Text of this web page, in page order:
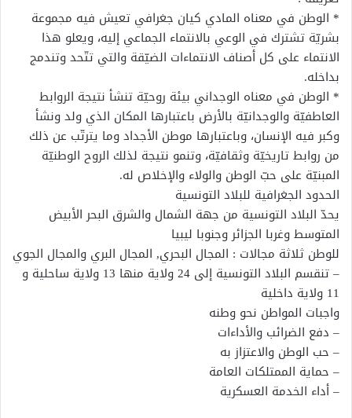
* الوطن في معناه المادي كيان جغرافي تعيش فيه مجموعة
بشريّة تشترك في الوعي بالانتماء الجماعي إليه، ويعلو هذا
الانتماء على كل أصناف الانتماءات الضيّقة والتي تتّحد وتندمج
بداخله.
* الوطن في معناه الوجداني بيئة روحيّة تنشأ نتيجة الروابط
العاطفيّة والوجدانيّة بالأرض باعتبارها المكان الذي ولد ونشأ
وكبر فيه الإنسان، وباعتبارها موطن الأجداد وما يترتّب عن ذلك
من روابط تاريخيّة وثقافيّة، وتنمو نتيجة لذلك الروح الوطنيّة
المبنيّة على حبّ الوطن والولاء والإخلاص له.
الحدود الجغرافية للبلاد التونسية
ﻳﺤﺪّ اﻟﺒﻼد اﻟﺘﻮﻧﺴﻴﺔ ﻣﻦ ﺟﻬﺔ اﻟﺸﻤﺎل واﻟﺸﺮق اﻟﺒﺤﺮ اﻷﺑﻴﺾ
اﻟﻤﺘﻮﺳﻂ وﻏﺮﺑﺎ اﻟﺠﺰاﺋﺮ وﺟﻨﻮﺑﺎ ﻟﻴﺒﻴﺎ
ﻟﻠﻮﻃﻦ ثلاثة ﻣﺠﺎﻻت : اﻟﻤﺠﺎل اﻟﺒﺤﺮي, اﻟﻤﺠﺎل اﻟﺒﺮي واﻟﻤﺠﺎل اﻟﺠﻮي
– ﺗﻨﻘﺴﻢ اﻟﺒﻼد اﻟﺘﻮﻧﺴﻴﺔ إﻟﻰ 24 وﻻﻳﺔ ﻣﻨﻬﺎ 13 وﻻﻳﺔ ﺳﺎﺣﻠﻴﺔ و
11 وﻻﻳﺔ داﺧﻠﻴﺔ
واﺟﺒﺎت اﻟﻤﻮاﻃﻦ ﻧﺤﻮ وﻃﻨﻪ
– دفع اﻟﻀﺮاﺋﺐ واﻷداءات
– ﺣﺐ اﻟﻮﻃﻦ واﻻﻋﺘﺰاز ﺑﻪ
– ﺣﻤﺎﻳﺔ اﻟﻤﻤﺘﻠﻜﺎت اﻟﻌﺎﻣﺔ
– أداء اﻟﺨﺪﻣﺔ اﻟﻌﺴﻜﺮﻳﺔ